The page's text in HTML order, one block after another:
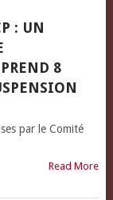
: UN
8
par le Comité
Read More